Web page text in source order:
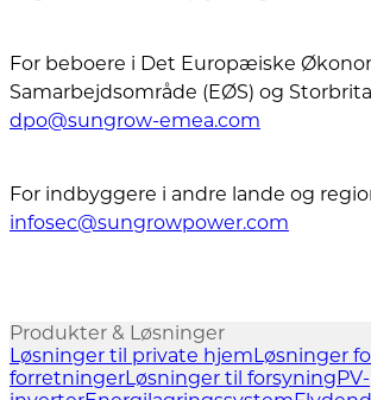
For beboere i Det Europæiske
Samarbejdsområde (EØS) og
dpo@sungrow-emea.com
For indbyggere i andre lande og
infosec@sungrowpower.com
Produkter & Løsninger
Løsninger til private hjemLøsninger
forretningerLøsninger til forsyningPV-